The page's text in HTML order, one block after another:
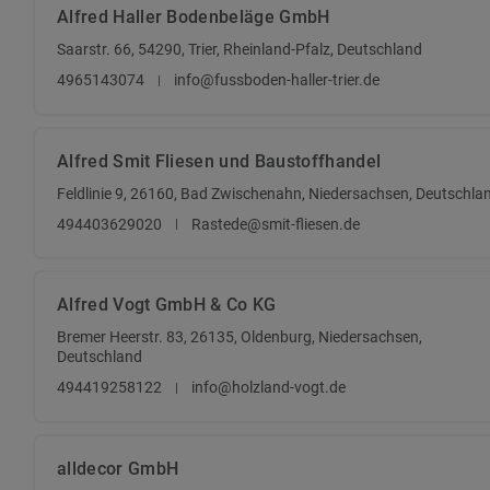
Alfred Haller Bodenbeläge GmbH
Saarstr. 66, 54290, Trier, Rheinland-Pfalz, Deutschland
4965143074
info@fussboden-haller-trier.de
Alfred Smit Fliesen und Baustoffhandel
Feldlinie 9, 26160, Bad Zwischenahn, Niedersachsen,
494403629020
Rastede@smit-fliesen.de
Alfred Vogt GmbH & Co KG
Bremer Heerstr. 83, 26135, Oldenburg, Niedersachsen,
Deutschland
494419258122
info@holzland-vogt.de
alldecor GmbH